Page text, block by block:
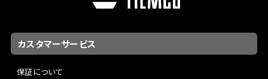
カスタマーサービス
保証について